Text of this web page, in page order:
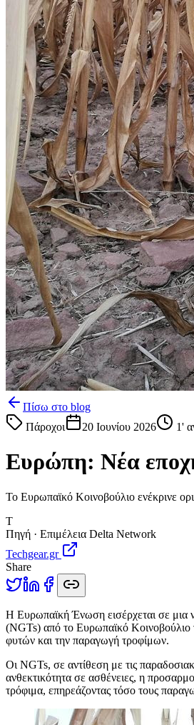
Πίσω στο blog
Πάροχοι
20 Ιουνίου 2026 1'
Ευρώπη: Νέα εποχή
Το Ευρωπαϊκό Κοινοβούλιο ενέκρινε
T
Πηγή · Επιμέλεια Delta Network
Techgear.gr
Share
Η Ευρωπαϊκή Ένωση εισέρχεται σε μια
(NGTs) από το Ευρωπαϊκό Κοινοβούλιο
φυτών και την παραγωγή τροφίμων.
Οι NGTs, σε αντίθεση με τις
ανθεκτικότητα σε ασθένειες, η
τρόφιμα, επηρεάζοντας τόσο τους